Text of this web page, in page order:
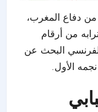
دفاع المغرب،
من أرقام
البحث عن
الأول.